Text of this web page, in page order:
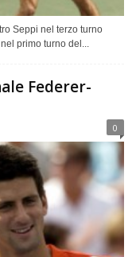
Seppi nel terzo turno
primo turno del...
Federer-
0